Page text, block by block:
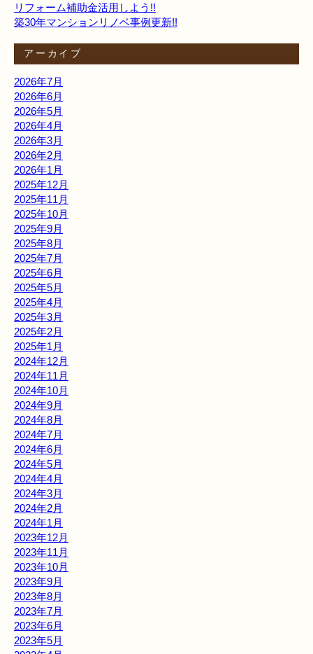
リフォーム補助金活用しよう!!
築30年マンションリノベ事例更新!!
アーカイブ
2026年7月
2026年6月
2026年5月
2026年4月
2026年3月
2026年2月
2026年1月
2025年12月
2025年11月
2025年10月
2025年9月
2025年8月
2025年7月
2025年6月
2025年5月
2025年4月
2025年3月
2025年2月
2025年1月
2024年12月
2024年11月
2024年10月
2024年9月
2024年8月
2024年7月
2024年6月
2024年5月
2024年4月
2024年3月
2024年2月
2024年1月
2023年12月
2023年11月
2023年10月
2023年9月
2023年8月
2023年7月
2023年6月
2023年5月